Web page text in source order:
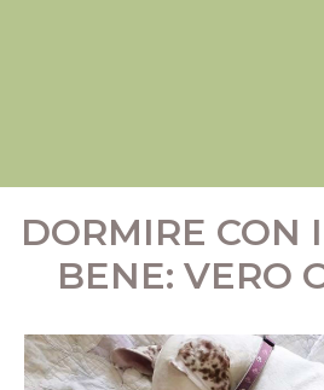
DORMIRE CON
BENE: VERO